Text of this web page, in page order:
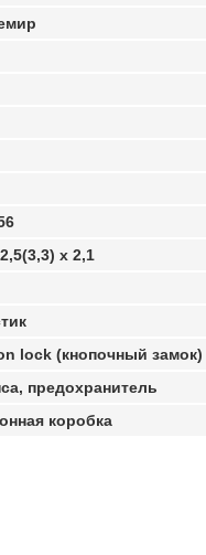
х 2,1
lock (кнопочный замок)
предохранитель
коробка